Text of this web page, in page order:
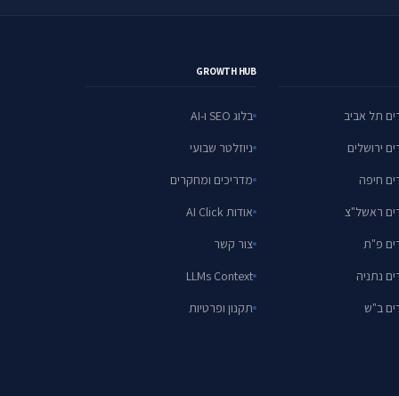
תל אביב
ירושלים
חיפה
ראשל"צ
פ"ת
נתניה
ב"ש
GROWTH HUB
בלוג SEO ו-AI
ניוזלטר שבועי
מדריכים ומחקרים
אודות AI Click
צור קשר
LLMs Context
תקנון ופרטיות